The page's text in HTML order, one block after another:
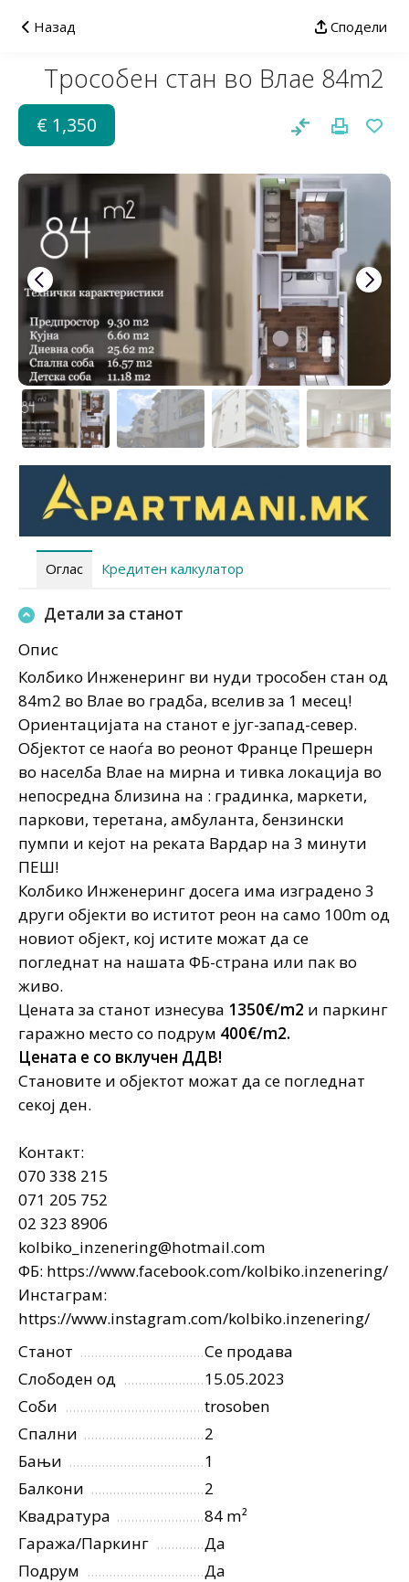
Назад Сподели
Трособен стан во Влае 84m2
€ 1,350
Оглас Кредитен калкулатор
Детали за станот
Опис
Колбико Инженеринг ви нуди трособен стан од
84m2 во Влае во градба, вселив за 1 месец!
Ориентацијата на станот е југ-запад-север.
Објектот се наоѓа во реонот Франце Прешерн
во населба Влае на мирна и тивка локација во
непосредна близина на : градинка, маркети,
паркови, теретана, амбуланта, бензински
пумпи и кејот на реката Вардар на 3 минути
ПЕШ!
Колбико Инженеринг досега има изградено 3
други објекти во иститот реон на само 100m од
новиот објект, кој истите можат да се
погледнат на нашата ФБ-страна или пак во
живо.
Цената за станот изнесува 1350€/m2 и паркинг
гаражно место со подрум 400€/m2.
Цената е со вклучен ДДВ!
Становите и објектот можат да се погледнат
секој ден.
Контакт:
070 338 215
071 205 752
02 323 8906
kolbiko_inzenering@hotmail.com
ФБ: https://www.facebook.com/kolbiko.inzenering/
Инстаграм:
https://www.instagram.com/kolbiko.inzenering/
Станот
Се продава
Слободен од
15.05.2023
Соби
trosoben
Спални
2
Бањи
1
Балкони
2
Квадратура
84 m²
Гаража/Паркинг
Да
Подрум
Да